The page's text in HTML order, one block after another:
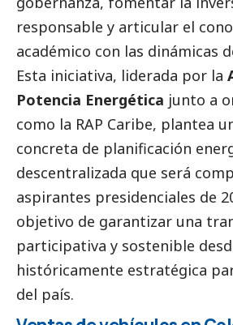
responsable y articular el
académico con las dinámicas
Esta iniciativa, liderada por la
Potencia Energética junto a
como la RAP Caribe, plantea
concreta de planificación
descentralizada que será
aspirantes presidenciales de
objetivo de garantizar una
participativa y sostenible
históricamente estratégica
del país.